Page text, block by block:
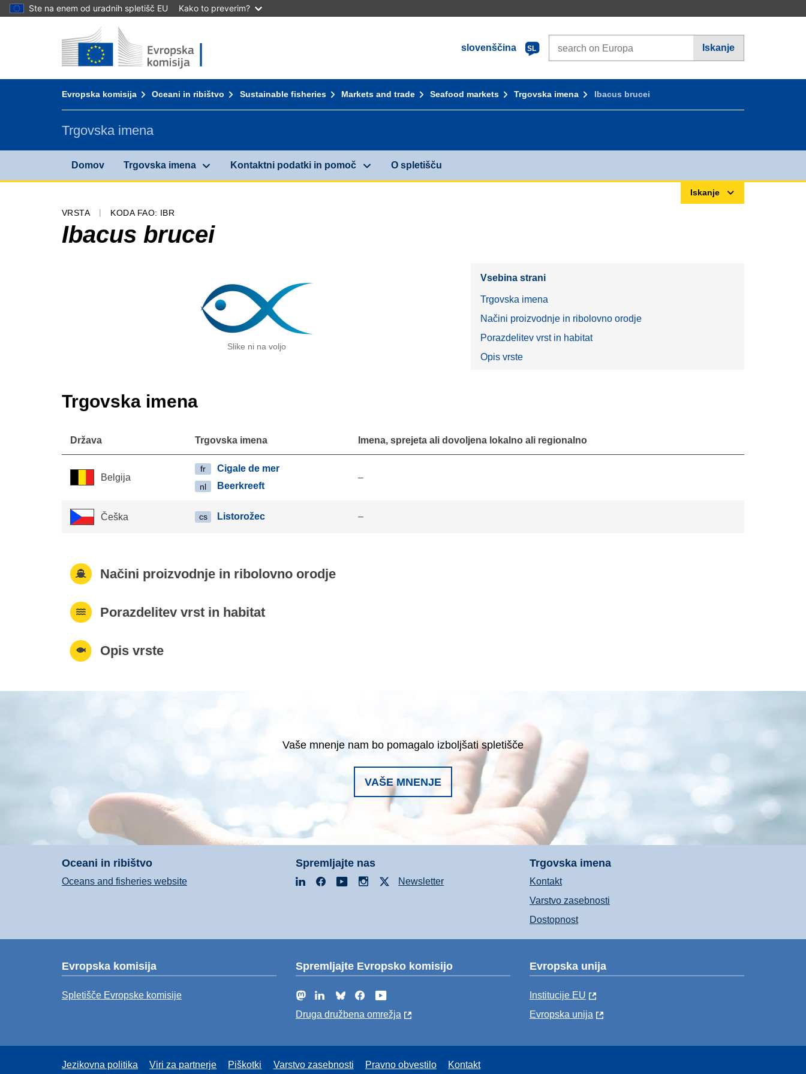
Ste na enem od uradnih spletišč EU Kako to preverim?
Pojdi na vsebinoDomov - Evropska komisija
slovenščina
SL Iskanje
Evropska komisija Oceani in ribištvo Sustainable fisheries Markets and trade Seafood markets Trgovska imena Ibacus brucei
Trgovska imena
Domov Trgovska imena Kontaktni podatki in pomoč O spletišču
Iskanje
VRSTA KODA FAO: IBR
Ibacus brucei
Slike ni na voljo
Vsebina strani
Trgovska imena
Načini proizvodnje in ribolovno orodje
Porazdelitev vrst in habitat
Opis vrste
Trgovska imena
Država Trgovska imena Imena, sprejeta ali dovoljena lokalno ali regionalno
Belgija
fr Cigale de mer
nl Beerkreeft
–
Češka cs Listorožec –
Načini proizvodnje in ribolovno orodje
Porazdelitev vrst in habitat
Opis vrste
Vaše mnenje nam bo pomagalo izboljšati spletišče
VAŠE MNENJE
Oceani in ribištvo
Oceans and fisheries website
Spremljajte nas
LinkedInFacebookYouTubeInstagramNewsletter
Trgovska imena
Kontakt
Varstvo zasebnosti
Dostopnost
Evropska komisija
Spletišče Evropske komisije
Spremljajte Evropsko komisijo
MastodonLinkedInBlueskyFacebook
Druga družbena omrežja
Evropska unija
Institucije EU
Evropska unija
Jezikovna politika Viri za partnerje Piškotki Varstvo zasebnosti Pravno obvestilo Kontakt